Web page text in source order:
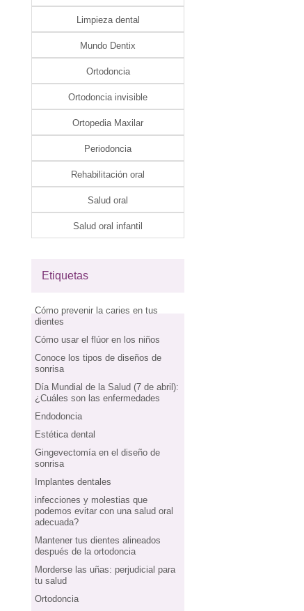
Limpieza dental
Mundo Dentix
Ortodoncia
Ortodoncia invisible
Ortopedia Maxilar
Periodoncia
Rehabilitación oral
Salud oral
Salud oral infantil
Etiquetas
Cómo prevenir la caries en tus
dientes
Cómo usar el flúor en los niños
Conoce los tipos de diseños de
sonrisa
Día Mundial de la Salud (7 de abril):
¿Cuáles son las enfermedades
Endodoncia
Estética dental
Gingevectomía en el diseño de
sonrisa
Implantes dentales
infecciones y molestias que
podemos evitar con una salud oral
adecuada?
Mantener tus dientes alineados
después de la ortodoncia
Morderse las uñas: perjudicial para
tu salud
Ortodoncia